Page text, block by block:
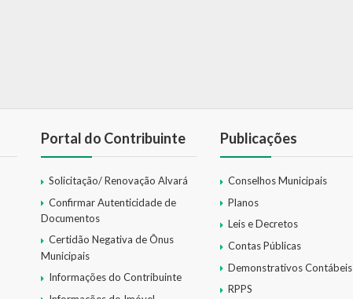
Portal do Contribuinte
Solicitação/ Renovação Alvará
Confirmar Autenticidade de
Documentos
Certidão Negativa de Ônus
Municipais
Informações do Contribuinte
Publicações
Conselhos Municipais
Planos
Leis e Decretos
Contas Públicas
Demonstrativos Contábeis
RPPS